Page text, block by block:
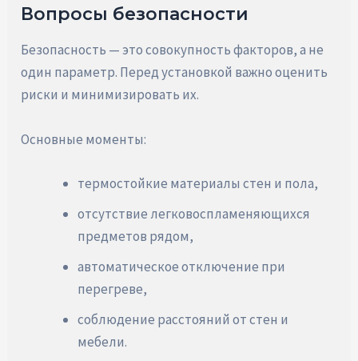
Вопросы безопасности
Безопасность — это совокупность факторов, а не
один параметр. Перед установкой важно оценить
риски и минимизировать их.
Основные моменты:
термостойкие материалы стен и пола,
отсутствие легковоспламеняющихся
предметов рядом,
автоматическое отключение при
перегреве,
соблюдение расстояний от стен и
мебели.